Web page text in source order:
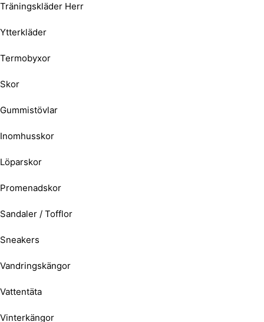
Träningskläder Herr
Ytterkläder
Termobyxor
Skor
Gummistövlar
Inomhusskor
Löparskor
Promenadskor
Sandaler / Tofflor
Sneakers
Vandringskängor
Vattentäta
Vinterkängor